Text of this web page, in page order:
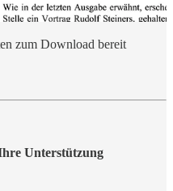
zum Download bereit
Unterstützung